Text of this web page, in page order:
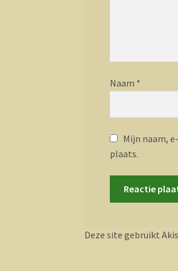
Naam *
Mijn naam,
plaats.
Deze site gebruikt